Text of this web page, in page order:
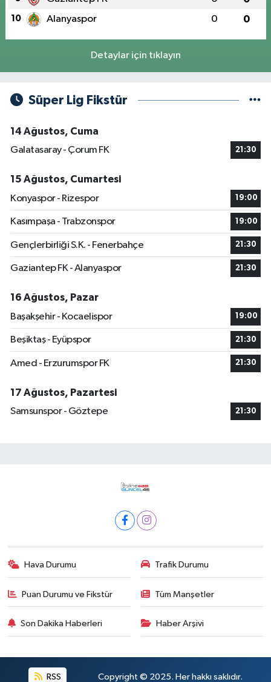
10 Alanyaspor 0 0
Detaylar için tıklayın
Süper Lig Fikstür
14 Ağustos, Cuma
Galatasaray - Çorum FK
21:30
15 Ağustos, Cumartesi
Konyaspor - Rizespor
19:00
Kasımpaşa - Trabzonspor 19:00
Gençlerbirliği S.K. - Fenerbahçe 21:30
Gaziantep FK - Alanyaspor 21:30
16 Ağustos, Pazar
Başakşehir - Kocaelispor
19:00
Beşiktaş - Eyüpspor 21:30
Amed - Erzurumspor FK 21:30
17 Ağustos, Pazartesi
Samsunspor - Göztepe
21:30
Hava Durumu Trafik Durumu
Puan Durumu ve Fikstür Tüm Manşetler
Son Dakika Haberleri Haber Arşivi
RSS Copyright © 2025. Her hakkı saklıdır.